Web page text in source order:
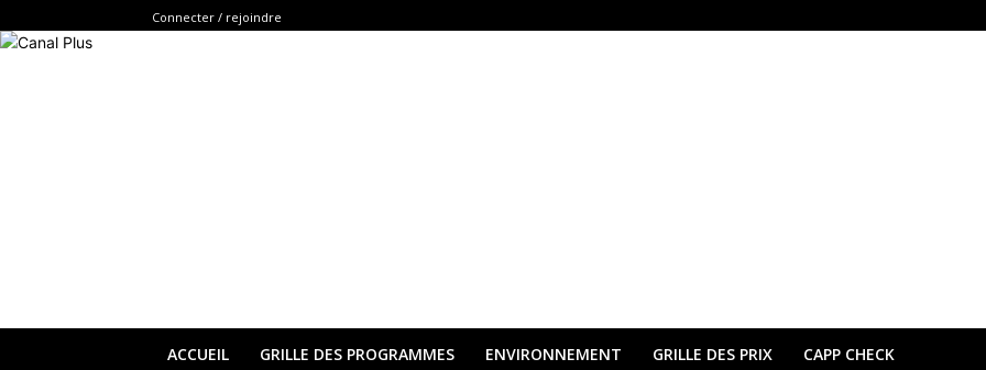
Connecter / rejoindre
ACCUEIL GRILLE DES PROGRAMMES ENVIRONNEMENT GRILLE DES PRIX CAPP CHECK